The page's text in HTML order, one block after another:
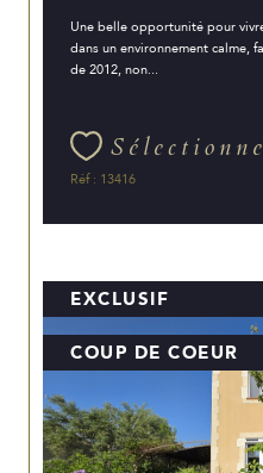
Une belle opportunité pour
dans un environnement calme,
de 2012, non...
Réf : 13416
EXCLUSIF
COUP DE COEUR